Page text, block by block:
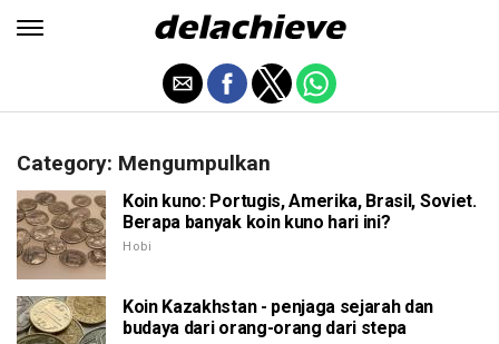
Category: Mengumpulkan
Koin kuno: Portugis, Amerika, Brasil, Soviet.
Berapa banyak koin kuno hari ini?
Hobi
Koin Kazakhstan - penjaga sejarah dan
budaya dari orang-orang dari stepa